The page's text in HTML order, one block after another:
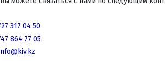
317 04 50
864 77 05